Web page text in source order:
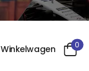
Winkelwagen 0